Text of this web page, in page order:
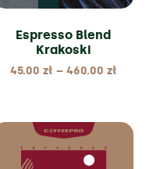
Espresso Blend
Krakoski
45.00 zł – 460.00 zł